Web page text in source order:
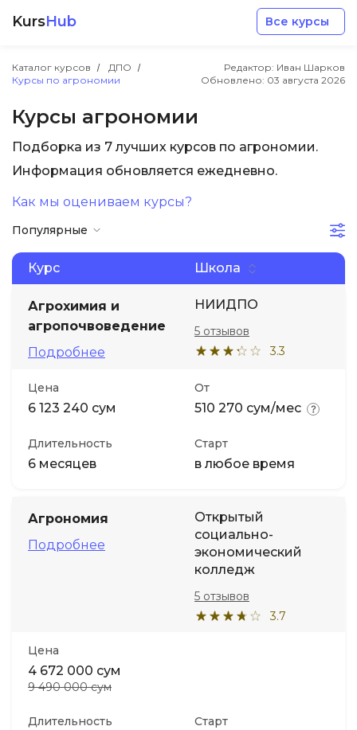
KursHub Все курсы
Каталог курсов
ДПО
Курсы по агрономии
Редактор: Иван Шарков
Обновлено: 03 августа 2026
Курсы агрономии
Подборка из 7 лучших курсов по агрономии.
Информация обновляется ежедневно.
Как мы оцениваем курсы?
Популярные
Курс Школа
Агрохимия и
агропочвоведение
Подробнее
НИИДПО
3.3
5 отзывов
Цена
6 123 240 сум
От
510 270 сум/мес
Длительность
6 месяцев
Старт
в любое время
Агрономия
Подробнее
Открытый
социально-
экономический
колледж
3.7
5 отзывов
Цена
4 672 000 сум
9 490 000 сум
Длительность Старт
Разработка
Дизайн
Аналитика
Менеджмент
Иностранные языки
Soft Skills
Детям